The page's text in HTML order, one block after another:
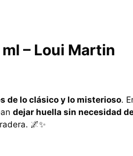
– Loui Martin
de lo clásico y lo misterioso.
dejar huella sin necesidad
🌌✨